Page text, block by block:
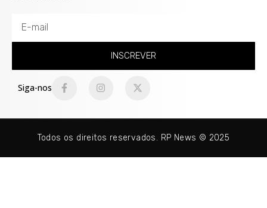
INSCREVER
Siga-nos
Todos os direitos reservados. RP News © 2025